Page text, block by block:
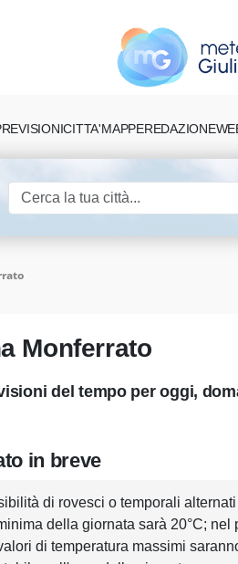
CITTA'MAPPEREDAZIONE
Monferrato
del tempo per oggi,
in breve
di rovesci o temporali
della giornata sarà 20°C; nel
di temperatura massimi